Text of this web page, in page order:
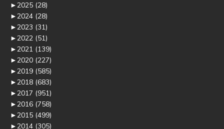
►2025 (28)
►2024 (28)
►2023 (31)
►2022 (51)
►2021 (139)
►2020 (227)
►2019 (585)
►2018 (683)
►2017 (951)
►2016 (758)
►2015 (499)
►2014 (305)